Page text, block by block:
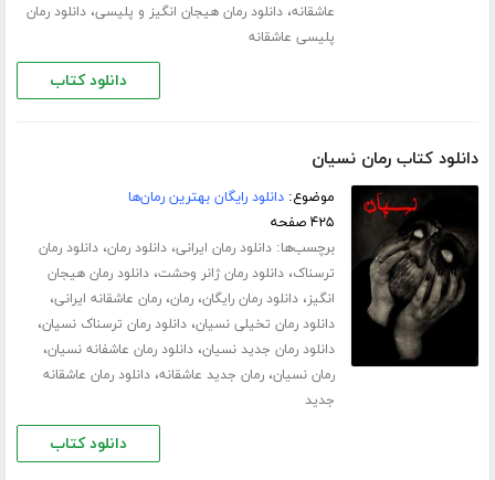
عاشقانه،دانلود رمان هیجان انگیز و پلیسی،دانلود رمان
پلیسی عاشقانه
دانلود کتاب
دانلود کتاب رمان نسیان
موضوع:دانلود رایگان بهترین رمان‌ها
۴۲۵ صفحه
برچسب‌ها:دانلود رمان ایرانی،دانلود رمان،دانلود رمان
ترسناک،دانلود رمان ژانر وحشت،دانلود رمان هیجان
انگیز،دانلود رمان رایگان،رمان،رمان عاشقانه ایرانی،
دانلود رمان تخیلی نسیان،دانلود رمان ترسناک نسیان،
دانلود رمان جدید نسیان،دانلود رمان عاشفانه نسیان،
رمان نسیان،رمان جدید عاشقانه،دانلود رمان عاشقانه
جدید
دانلود کتاب